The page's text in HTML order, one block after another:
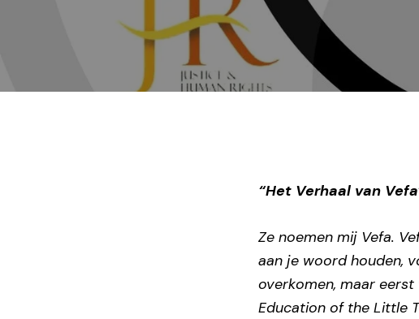
“Het Verhaal van Vefa
Ze noemen mij Vefa.
aan je woord houden,
overkomen, maar
Education of the Little